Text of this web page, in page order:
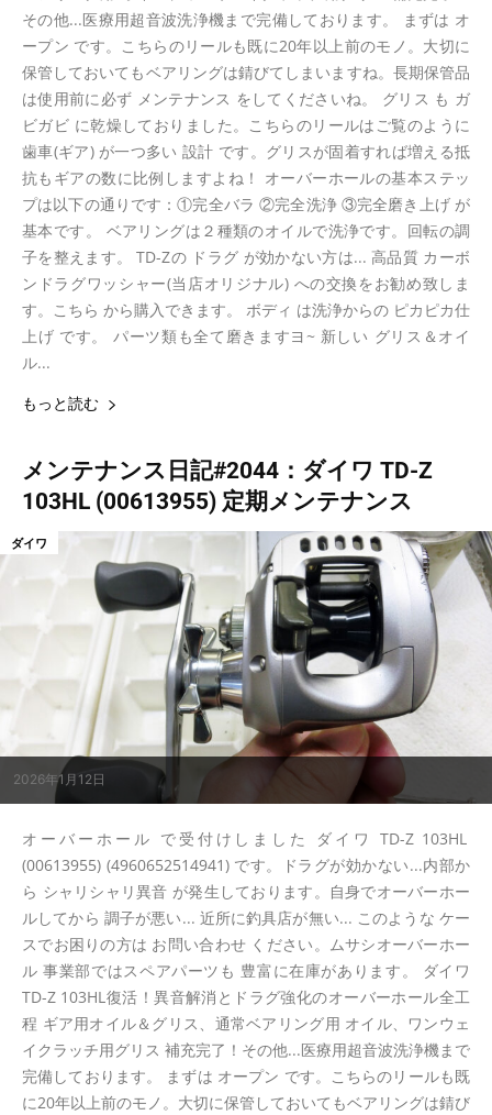
その他...医療用超音波洗浄機まで完備しております。 まずは オ
ープン です。こちらのリールも既に20年以上前のモノ。大切に
保管しておいてもベアリングは錆びてしまいますね。長期保管品
は使用前に必ず メンテナンス をしてくださいね。 グリス も ガ
ビガビ に乾燥しておりました。こちらのリールはご覧のように
歯車(ギア) が一つ多い 設計 です。グリスが固着すれば増える抵
抗もギアの数に比例しますよね！ オーバーホールの基本ステッ
プは以下の通りです：①完全バラ ②完全洗浄 ③完全磨き上げ が
基本です。 ベアリングは２種類のオイルで洗浄です。回転の調
子を整えます。 TD-Zの ドラグ が効かない方は... 高品質 カーボ
ンドラグワッシャー(当店オリジナル) への交換をお勧め致しま
す。こちら から購入できます。 ボディ は洗浄からの ピカピカ仕
上げ です。 パーツ類も全て磨きますヨ~ 新しい グリス＆オイ
ル...
もっと読む
メンテナンス日記#2044：ダイワ TD-Z
103HL (00613955) 定期メンテナンス
2026年1月12日
ダイワ
オーバーホール で受付けしました ダイワ TD-Z 103HL
(00613955) (4960652514941) です。ドラグが効かない...内部か
ら シャリシャリ異音 が発生しております。自身でオーバーホー
ルしてから 調子が悪い... 近所に釣具店が無い... このような ケー
スでお困りの方は お問い合わせ ください。ムサシオーバーホー
ル 事業部ではスペアパーツも 豊富に在庫があります。 ダイワ
TD-Z 103HL復活！異音解消とドラグ強化のオーバーホール全工
程 ギア用オイル＆グリス、通常ベアリング用 オイル、ワンウェ
イクラッチ用グリス 補充完了！その他...医療用超音波洗浄機まで
完備しております。 まずは オープン です。こちらのリールも既
に20年以上前のモノ。大切に保管しておいてもベアリングは錆び